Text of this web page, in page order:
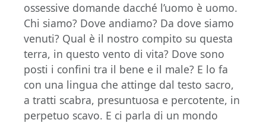
ossessive domande dacché l’uomo è uomo.
Chi siamo? Dove andiamo? Da dove siamo
venuti? Qual è il nostro compito su questa
terra, in questo vento di vita? Dove sono
posti i confini tra il bene e il male? E lo fa
con una lingua che attinge dal testo sacro,
a tratti scabra, presuntuosa e percotente, in
perpetuo scavo. E ci parla di un mondo